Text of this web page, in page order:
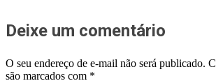
Deixe um comentário
O seu endereço de e-mail não será publicado.
são marcados com *